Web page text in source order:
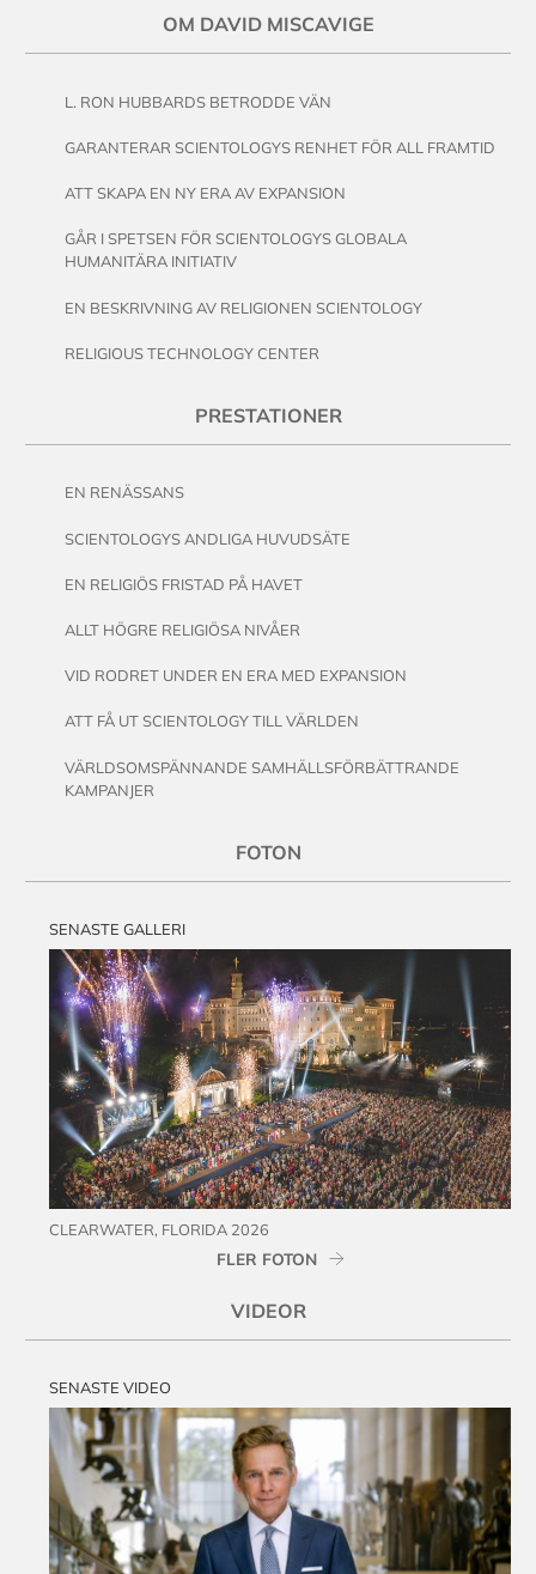
OM DAVID MISCAVIGE
L. RON HUBBARDS BETRODDE VÄN
GARANTERAR SCIENTOLOGYS RENHET FÖR ALL FRAMTID
ATT SKAPA EN NY ERA AV EXPANSION
GÅR I SPETSEN FÖR SCIENTOLOGYS GLOBALA
HUMANITÄRA INITIATIV
EN BESKRIVNING AV RELIGIONEN SCIENTOLOGY
RELIGIOUS TECHNOLOGY CENTER
PRESTATIONER
EN RENÄSSANS
SCIENTOLOGYS ANDLIGA HUVUDSÄTE
EN RELIGIÖS FRISTAD PÅ HAVET
ALLT HÖGRE RELIGIÖSA NIVÅER
VID RODRET UNDER EN ERA MED EXPANSION
ATT FÅ UT SCIENTOLOGY TILL VÄRLDEN
VÄRLDSOMSPÄNNANDE SAMHÄLLSFÖRBÄTTRANDE
KAMPANJER
FOTON
SENASTE GALLERI
CLEARWATER, FLORIDA 2026
FLER FOTON
VIDEOR
SENASTE VIDEO